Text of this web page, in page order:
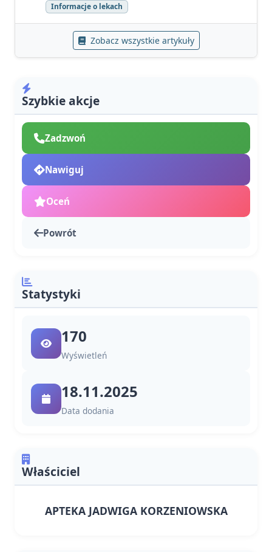
Informacje o lekach
Zobacz wszystkie artykuły
Szybkie akcje
Zadzwoń
Nawiguj
Oceń
Powrót
Statystyki
170
Wyświetleń
18.11.2025
Data dodania
Właściciel
APTEKA JADWIGA KORZENIOWSKA